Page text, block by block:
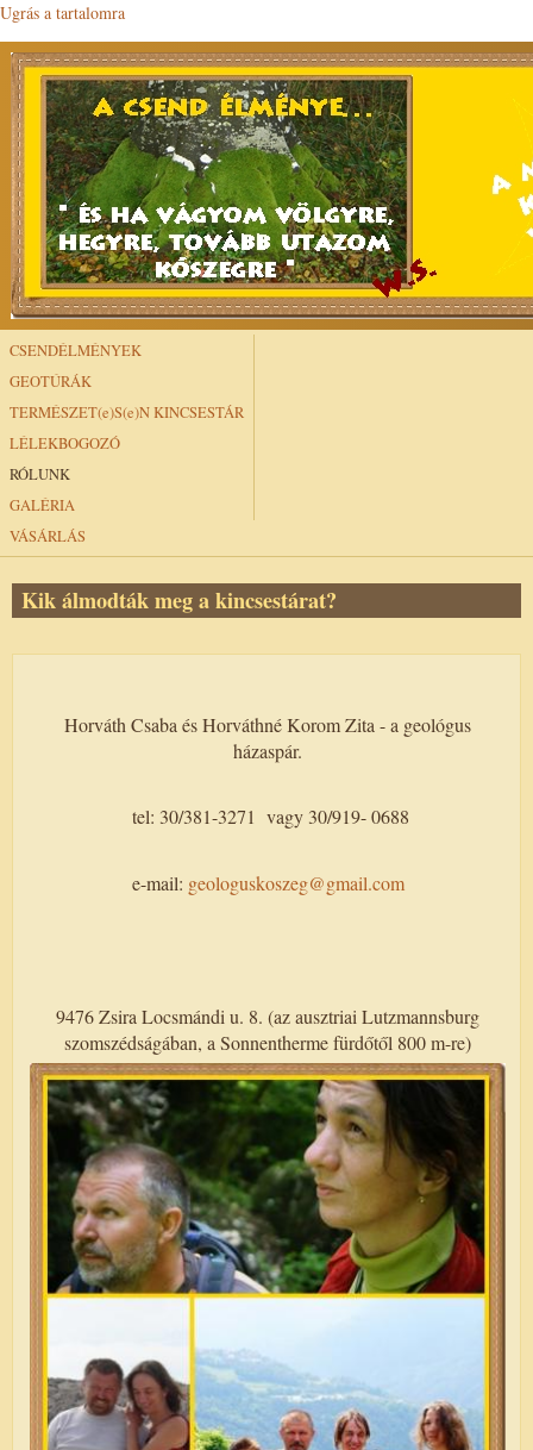
Ugrás a tartalomra
CSENDÉLMÉNYEK
GEOTÚRÁK
TERMÉSZET(e)S(e)N KINCSESTÁR
LÉLEKBOGOZÓ
RÓLUNK
GALÉRIA
VÁSÁRLÁS
Kik álmodták meg a kincsestárat?
Horváth Csaba és Horváthné Korom Zita - a geológus
házaspár.
tel: 30/381-3271 vagy 30/919- 0688
e-mail: geologuskoszeg@gmail.com
9476 Zsira Locsmándi u. 8. (az ausztriai Lutzmannsburg
szomszédságában, a Sonnentherme fürdőtől 800 m-re)